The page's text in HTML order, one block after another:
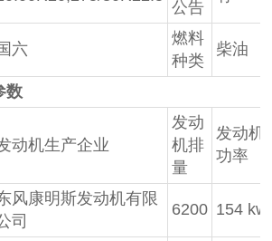
公告
六
燃料
种类
柴油
数
动机生产企业
发动
机排
量
发动机
功率
风康明斯发动机有限
司
6200 154 kw